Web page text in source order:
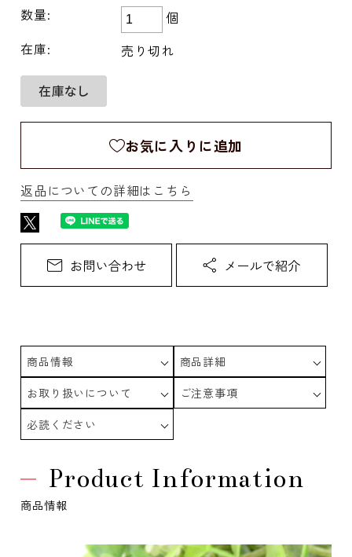
数量:
個
在庫:
売り切れ
お気に入りに追加
返品についての詳細はこちら
商品情報
商品詳細
お取り扱いについて
ご注意事項
必読ください
Product Information
商品情報